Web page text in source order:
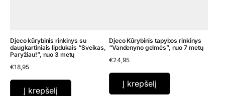
Djeco kūrybinis rinkinys su
daugkartiniais lipdukais “Sveikas,
Paryžiau!”, nuo 3 metų
€18,95
Į krepšelį
Djeco Kūrybinis tapybos rinkinys
“Vandenyno gelmės”, nuo 7 metų
€24,95
Į krepšelį